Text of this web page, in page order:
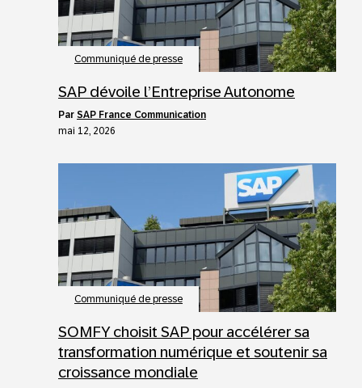
Communiqué de presse
SAP dévoile l’Entreprise Autonome
par SAP France Communication
mai 12, 2026
Communiqué de presse
SOMFY choisit SAP pour accélérer sa
transformation numérique et soutenir sa
croissance mondiale